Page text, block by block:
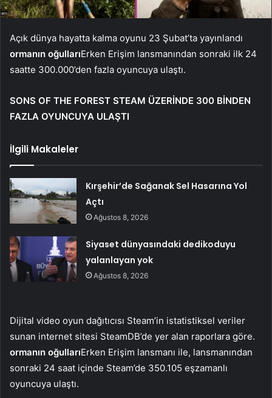
Açık dünya hayatta kalma oyunu 23 Şubat’ta yayınlandı
ormanın oğullarıErken Erişim lansmanından sonraki ilk 24
saatte 300.000’den fazla oyuncuya ulaştı.
SONS OF THE FOREST STEAM ÜZERİNDE 300 BİNDEN
FAZLA OYUNCUYA ULAŞTI
İlgili Makaleler
Kırşehir’de Sağanak Sel Hasarına Yol
Açtı
Ağustos 8, 2026
Siyaset dünyasındaki dedikoduyu
yalanlayan yok
Ağustos 8, 2026
Dijital video oyun dağıtıcısı Steam’in istatistiksel veriler
sunan internet sitesi SteamDB’de yer alan raporlara göre.
ormanın oğullarıErken Erişim lansmanı ile, lansmanından
sonraki 24 saat içinde Steam’de 350.105 eşzamanlı
oyuncuya ulaştı.